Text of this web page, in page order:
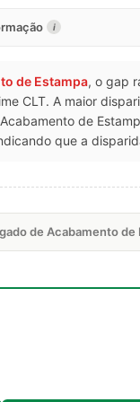
i
de Estampa, o gap
CLT. A maior
de
que a
de Acabamento de